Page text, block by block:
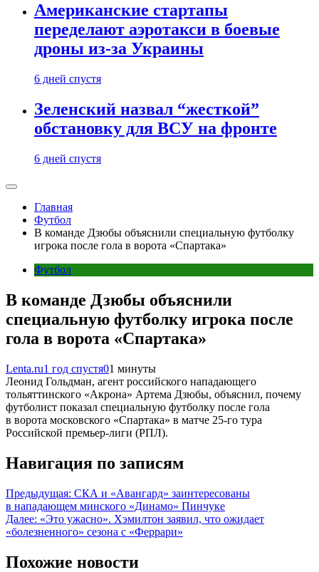
Американские стартапы
переделают аэротакси в боевые
дроны из-за Украины
6 дней спустя
Зеленский назвал “жесткой”
обстановку для ВСУ на фронте
6 дней спустя
Главная
Футбол
В команде Дзюбы объяснили специальную футболку
игрока после гола в ворота «Спартака»
Футбол
В команде Дзюбы объяснили
специальную футболку игрока после
гола в ворота «Спартака»
Lenta.ru1 год спустя01 минуты
Леонид Гольдман, агент российского нападающего
тольяттинского «Акрона» Артема Дзюбы, объяснил, почему
футболист показал специальную футболку после гола
в ворота московского «Спартака» в матче 25-го тура
Российской премьер-лиги (РПЛ).
Навигация по записям
Предыдущая: СКА и «Авангард» заинтересованы
в нападающем минского «Динамо» Пинчуке
Далее: «Это ужасно». Хэмилтон заявил, что ожидает
«болезненного» сезона с «Феррари»
Похожие новости